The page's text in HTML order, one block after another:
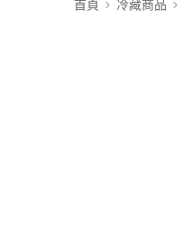
首頁 冷藏商品